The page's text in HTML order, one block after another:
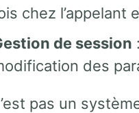
chez l’appelant
de session
des
pas un